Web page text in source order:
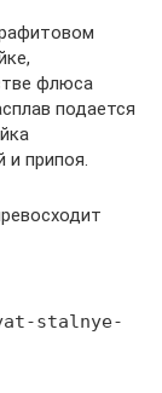
флюса
подается
и припоя.
stalnye-